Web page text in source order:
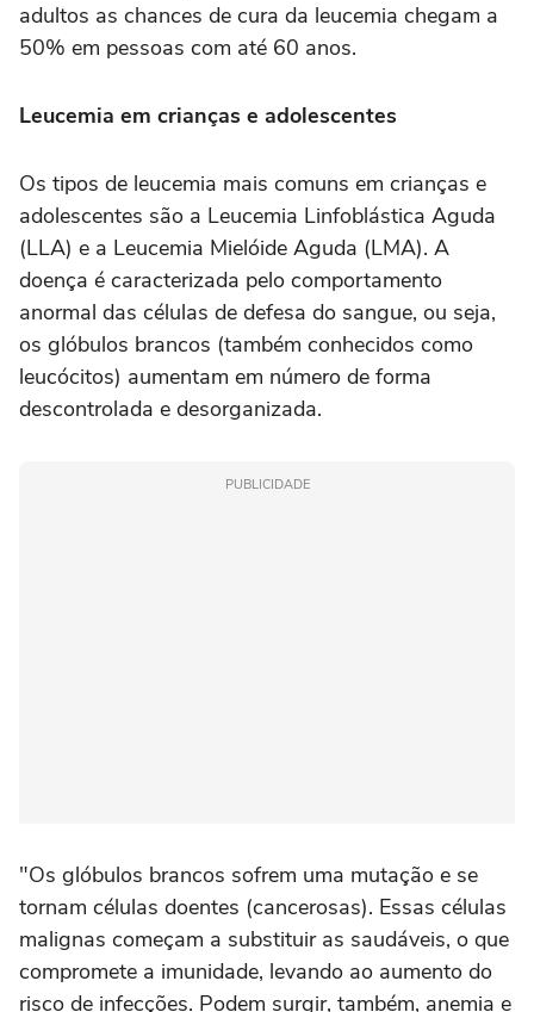
adultos as chances de cura da leucemia chegam a
50% em pessoas com até 60 anos.
Leucemia em crianças e adolescentes
Os tipos de leucemia mais comuns em crianças e
adolescentes são a Leucemia Linfoblástica Aguda
(LLA) e a Leucemia Mielóide Aguda (LMA). A
doença é caracterizada pelo comportamento
anormal das células de defesa do sangue, ou seja,
os glóbulos brancos (também conhecidos como
leucócitos) aumentam em número de forma
descontrolada e desorganizada.
PUBLICIDADE
"Os glóbulos brancos sofrem uma mutação e se
tornam células doentes (cancerosas). Essas células
malignas começam a substituir as saudáveis, o que
compromete a imunidade, levando ao aumento do
risco de infecções. Podem surgir, também, anemia e